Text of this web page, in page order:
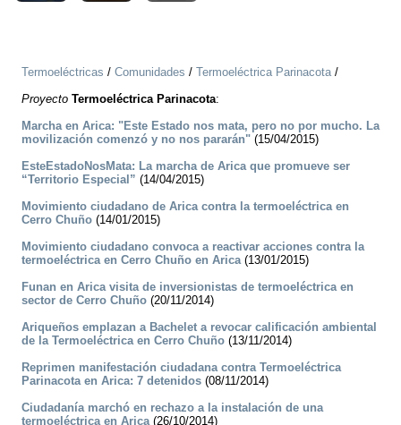
Termoeléctricas / Comunidades / Termoeléctrica Parinacota/
Proyecto Termoeléctrica Parinacota:
Marcha en Arica: "Este Estado nos mata, pero no por mucho. La
movilización comenzó y no nos pararán" (15/04/2015)
EsteEstadoNosMata: La marcha de Arica que promueve ser
“Territorio Especial” (14/04/2015)
Movimiento ciudadano de Arica contra la termoeléctrica en
Cerro Chuño (14/01/2015)
Movimiento ciudadano convoca a reactivar acciones contra la
termoeléctrica en Cerro Chuño en Arica(13/01/2015)
Funan en Arica visita de inversionistas de termoeléctrica en
sector de Cerro Chuño (20/11/2014)
Ariqueños emplazan a Bachelet a revocar calificación ambiental
de la Termoeléctrica en Cerro Chuño (13/11/2014)
Reprimen manifestación ciudadana contra Termoeléctrica
Parinacota en Arica: 7 detenidos (08/11/2014)
Ciudadanía marchó en rechazo a la instalación de una
termoeléctrica en Arica(26/10/2014)